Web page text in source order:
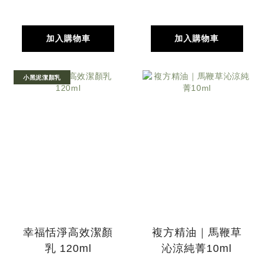
加入購物車 加入購物車
小黑泥潔顏乳
幸福恬淨高效潔顏
乳 120ml
複方精油｜馬鞭草
沁涼純菁10ml